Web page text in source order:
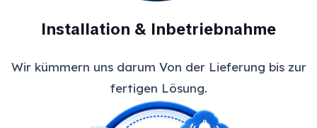
Installation & Inbetriebnahme
Wir kümmern uns darum Von der Lieferung bis zur
fertigen Lösung.